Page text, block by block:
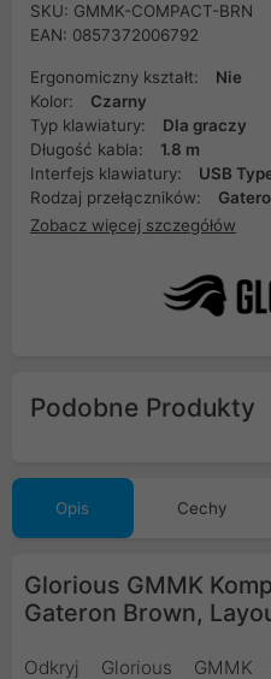
SKU: GMMK-COMPACT-BRN
EAN: 0857372006792
Ergonomiczny kształt:
Nie
Kolor:
Czarny
Typ klawiatury:
Dla graczy
Długość kabla:
1.8 m
Interfejs klawiatury:
USB
Rodzaj przełączników:
Zobacz więcej szczegółów
Podobne Produkty
Opis Cechy
Glorious GMMK
Gateron Brown,
Odkryj Glorious